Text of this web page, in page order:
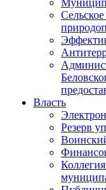
Власть
Резерв